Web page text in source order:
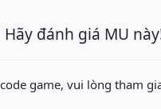
Hãy đánh giá MU
game, vui lòng tham